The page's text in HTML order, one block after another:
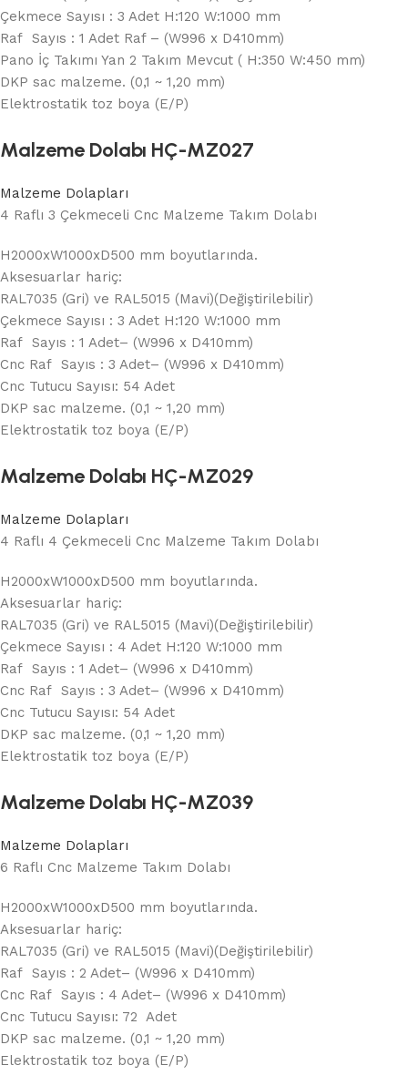
Çekmece Sayısı : 3 Adet H:120 W:1000 mm
Raf Sayıs : 1 Adet Raf – (W996 x D410mm)
Pano İç Takımı Yan 2 Takım Mevcut ( H:350 W:450 mm)
DKP sac malzeme. (0,1 ~ 1,20 mm)
Elektrostatik toz boya (E/P)
Malzeme Dolabı HÇ-MZ027
Malzeme Dolapları
4 Raflı 3 Çekmeceli Cnc Malzeme Takım Dolabı
H2000xW1000xD500 mm boyutlarında.
Aksesuarlar hariç:
RAL7035 (Gri) ve RAL5015 (Mavi)(Değiştirilebilir)
Çekmece Sayısı : 3 Adet H:120 W:1000 mm
Raf Sayıs : 1 Adet– (W996 x D410mm)
Cnc Raf Sayıs : 3 Adet– (W996 x D410mm)
Cnc Tutucu Sayısı: 54 Adet
DKP sac malzeme. (0,1 ~ 1,20 mm)
Elektrostatik toz boya (E/P)
Malzeme Dolabı HÇ-MZ029
Malzeme Dolapları
4 Raflı 4 Çekmeceli Cnc Malzeme Takım Dolabı
H2000xW1000xD500 mm boyutlarında.
Aksesuarlar hariç:
RAL7035 (Gri) ve RAL5015 (Mavi)(Değiştirilebilir)
Çekmece Sayısı : 4 Adet H:120 W:1000 mm
Raf Sayıs : 1 Adet– (W996 x D410mm)
Cnc Raf Sayıs : 3 Adet– (W996 x D410mm)
Cnc Tutucu Sayısı: 54 Adet
DKP sac malzeme. (0,1 ~ 1,20 mm)
Elektrostatik toz boya (E/P)
Malzeme Dolabı HÇ-MZ039
Malzeme Dolapları
6 Raflı Cnc Malzeme Takım Dolabı
H2000xW1000xD500 mm boyutlarında.
Aksesuarlar hariç:
RAL7035 (Gri) ve RAL5015 (Mavi)(Değiştirilebilir)
Raf Sayıs : 2 Adet– (W996 x D410mm)
Cnc Raf Sayıs : 4 Adet– (W996 x D410mm)
Cnc Tutucu Sayısı: 72 Adet
DKP sac malzeme. (0,1 ~ 1,20 mm)
Elektrostatik toz boya (E/P)